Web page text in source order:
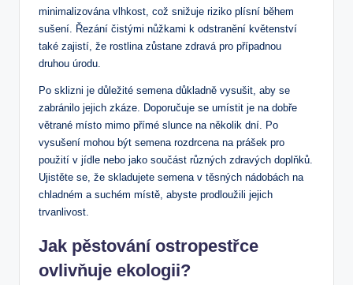
minimalizována vlhkost, což snižuje riziko plísní během
sušení. Řezání čistými nůžkami k odstranění květenství
také zajistí, že rostlina zůstane zdravá pro případnou
druhou úrodu.
Po sklizni je důležité semena důkladně vysušit, aby se
zabránilo jejich zkáze. Doporučuje se umístit je na dobře
větrané místo mimo přímé slunce na několik dní. Po
vysušení mohou být semena rozdrcena na prášek pro
použití v jídle nebo jako součást různých zdravých doplňků.
Ujistěte se, že skladujete semena v těsných nádobách na
chladném a suchém místě, abyste prodloužili jejich
trvanlivost.
Jak pěstování ostropestřce
ovlivňuje ekologii?